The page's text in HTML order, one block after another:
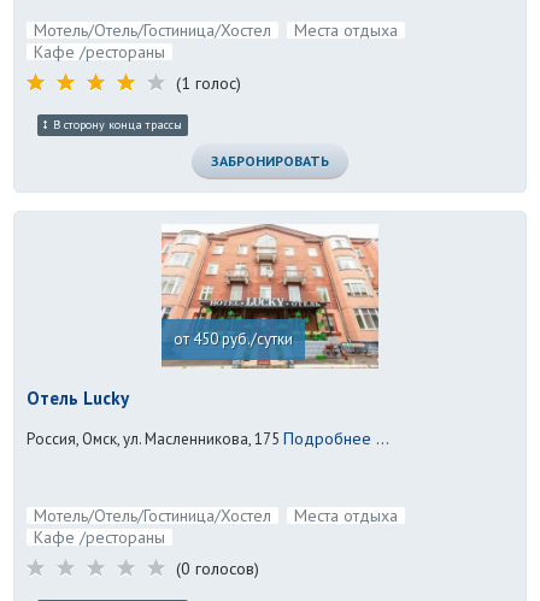
Мотель/Отель/Гостиница/Хостел
Места отдыха
Кафе /рестораны
(1 голос)
В сторону конца трассы
ЗАБРОНИРОВАТЬ
от 450 руб./сутки
Отель Lucky
Россия, Омск, ул. Масленникова, 175 Подробнее ...
Мотель/Отель/Гостиница/Хостел
Места отдыха
Кафе /рестораны
(0 голосов)